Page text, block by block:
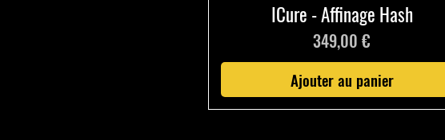
ICure - Affinage Hash
Prix
349,00 €
Ajouter au panier